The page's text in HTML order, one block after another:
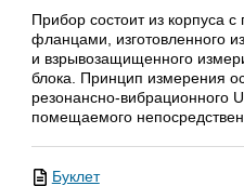
Прибор состоит из корпуса
фланцами, изготовленного
и взрывозащищенного
блока. Принцип измерения
резонансно-вибрационного
помещаемого
Буклет